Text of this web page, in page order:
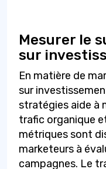
Mesurer le
sur
En matière de
sur
stratégies aide à
trafic organique
métriques sont
marketeurs à
campagnes. Le